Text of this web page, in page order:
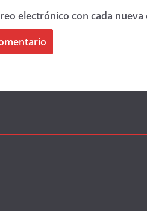
electrónico con cada nueva